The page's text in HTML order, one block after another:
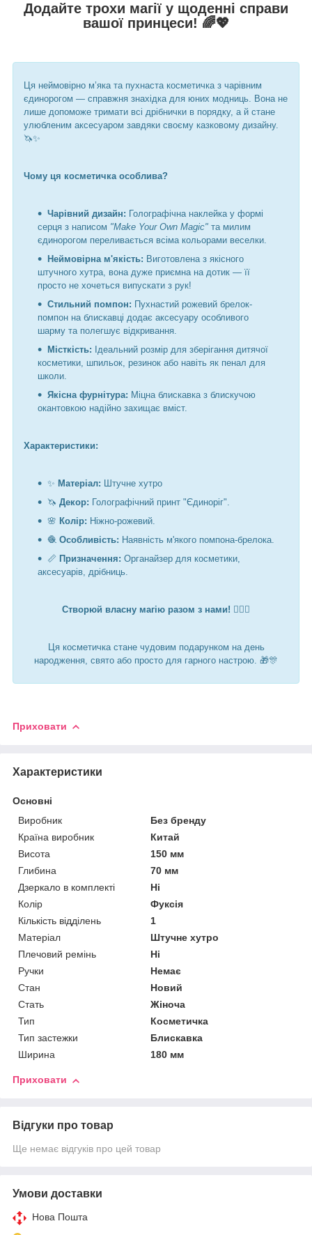
Додайте трохи магії у щоденні справи
вашої принцеси! 🌈💖
Ця неймовірно м’яка та пухнаста косметичка з чарівним
єдинорогом — справжня знахідка для юних модниць. Вона не
лише допоможе тримати всі дрібнички в порядку, а й стане
улюбленим аксесуаром завдяки своєму казковому дизайну.
🦄✨
Чому ця косметичка особлива?
Чарівний дизайн: Голографічна наклейка у формі
серця з написом "Make Your Own Magic" та милим
єдинорогом переливається всіма кольорами веселки.
Неймовірна м'якість: Виготовлена з якісного
штучного хутра, вона дуже приємна на дотик — її
просто не хочеться випускати з рук!
Стильний помпон: Пухнастий рожевий брелок-
помпон на блискавці додає аксесуару особливого
шарму та полегшує відкривання.
Місткість: Ідеальний розмір для зберігання дитячої
косметики, шпильок, резинок або навіть як пенал для
школи.
Якісна фурнітура: Міцна блискавка з блискучою
окантовкою надійно захищає вміст.
Характеристики:
✨ Матеріал: Штучне хутро
🦄 Декор: Голографічний принт "Єдиноріг".
🌸 Колір: Ніжно-рожевий.
🧶 Особливість: Наявність м'якого помпона-брелока.
📏 Призначення: Органайзер для косметики,
аксесуарів, дрібниць.
Створюй власну магію разом з нами! 🧚‍♀️✨
Ця косметичка стане чудовим подарунком на день
народження, свято або просто для гарного настрою. 🎁🎊
Приховати
Характеристики
Основні
Виробник
Без бренду
Країна виробник
Китай
Висота
150 мм
Глибина
70 мм
Дзеркало в комплекті
Ні
Колір
Фуксія
Кількість відділень
1
Матеріал
Штучне хутро
Плечовий ремінь
Ні
Ручки
Немає
Стан
Новий
Стать
Жіноча
Тип
Косметичка
Тип застежки
Блискавка
Ширина
180 мм
Приховати
Відгуки про товар
Ще немає відгуків про цей товар
Умови доставки
Нова Пошта